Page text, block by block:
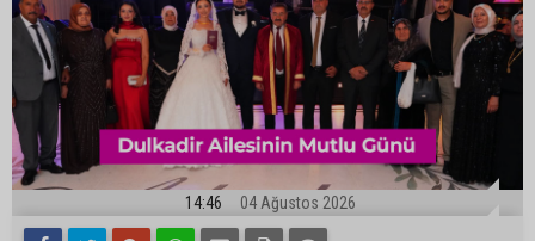
14:46 04 Ağustos 2026